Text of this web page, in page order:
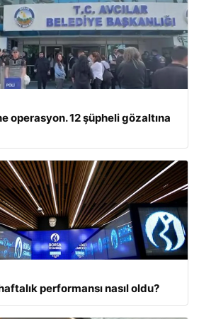
operasyon. 12 şüpheli gözaltına
performansı nasıl oldu?